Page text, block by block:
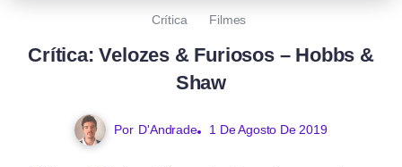
Crítica Filmes
Crítica: Velozes & Furiosos – Hobbs &
Shaw
Por D'Andrade 1 De Agosto De 2019